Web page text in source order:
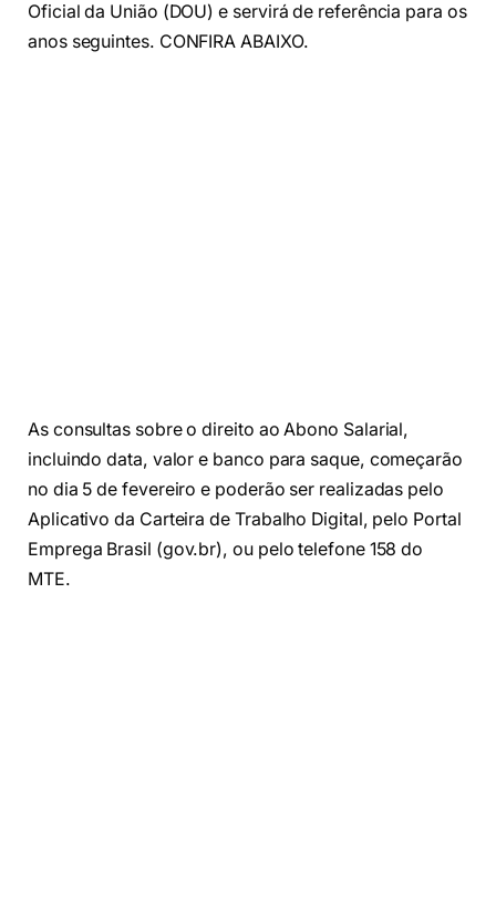
Oficial da União (DOU) e servirá de referência para os
anos seguintes. CONFIRA ABAIXO.
As consultas sobre o direito ao Abono Salarial,
incluindo data, valor e banco para saque, começarão
no dia 5 de fevereiro e poderão ser realizadas pelo
Aplicativo da Carteira de Trabalho Digital, pelo Portal
Emprega Brasil (gov.br), ou pelo telefone 158 do
MTE.